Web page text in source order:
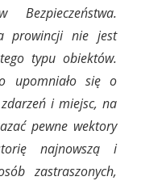
Bezpieczeństwa.
prowincji nie jest
typu obiektów.
upomniało się o
i miejsc, na
pewne wektory
najnowszą i
zastraszonych,